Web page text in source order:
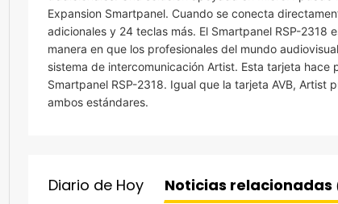
Expansion Smartpanel. Cuando se conecta
adicionales y 24 teclas más. El Smartpanel RSP-
manera en que los profesionales del mundo
sistema de intercomunicación Artist. Esta tarjeta hace
Smartpanel RSP-2318. Igual que la tarjeta AVB, Artist
ambos estándares.
Diario de Hoy Noticias relacionadas